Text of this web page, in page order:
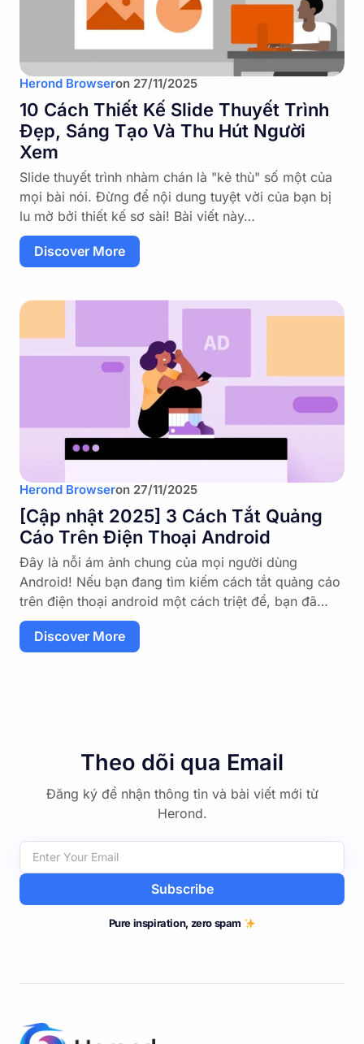
Herond Browseron 27/11/2025
10 Cách Thiết Kế Slide Thuyết Trình
Đẹp, Sáng Tạo Và Thu Hút Người
Xem
Slide thuyết trình nhàm chán là "kẻ thù" số một của
mọi bài nói. Đừng để nội dung tuyệt vời của bạn bị
lu mờ bởi thiết kế sơ sài! Bài viết này…
Discover More
Herond Browseron 27/11/2025
[Cập nhật 2025] 3 Cách Tắt Quảng
Cáo Trên Điện Thoại Android
Đây là nỗi ám ảnh chung của mọi người dùng
Android! Nếu bạn đang tìm kiếm cách tắt quảng cáo
trên điện thoại android một cách triệt để, bạn đã…
Discover More
Theo dõi qua Email
Đăng ký để nhận thông tin và bài viết mới từ
Herond.
Subscribe
Pure inspiration, zero spam